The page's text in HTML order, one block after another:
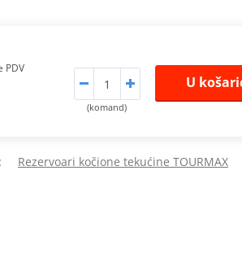
PDV
(komand)
U
Rezervoari kočione tekućine TOURMAX